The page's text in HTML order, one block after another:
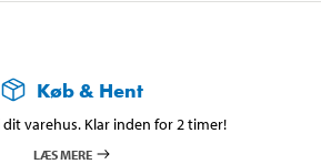
Køb & Hent
dit varehus. Klar inden for 2 timer!
LÆS MERE